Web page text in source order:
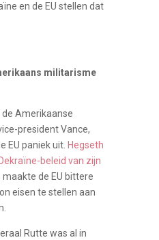
en de EU stellen dat
militarisme
de Amerikaanse
president Vance,
EU paniek uit. Hegseth
beleid van zijn
de EU bittere
eisen te stellen aan
Rutte was al in